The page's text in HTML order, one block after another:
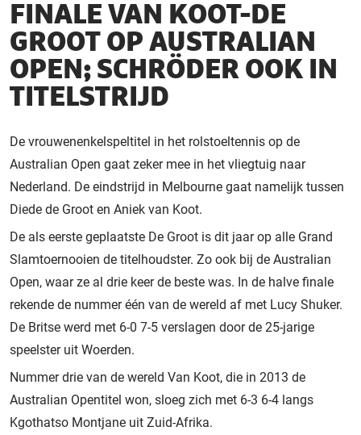
FINALE VAN KOOT-DE
GROOT OP AUSTRALIAN
OPEN; SCHRÖDER OOK IN
TITELSTRIJD
De vrouwenenkelspeltitel in het rolstoeltennis op de
Australian Open gaat zeker mee in het vliegtuig naar
Nederland. De eindstrijd in Melbourne gaat namelijk tussen
Diede de Groot en Aniek van Koot.
De als eerste geplaatste De Groot is dit jaar op alle Grand
Slamtoernooien de titelhoudster. Zo ook bij de Australian
Open, waar ze al drie keer de beste was. In de halve finale
rekende de nummer één van de wereld af met Lucy Shuker.
De Britse werd met 6-0 7-5 verslagen door de 25-jarige
speelster uit Woerden.
Nummer drie van de wereld Van Koot, die in 2013 de
Australian Opentitel won, sloeg zich met 6-3 6-4 langs
Kgothatso Montjane uit Zuid-Afrika.